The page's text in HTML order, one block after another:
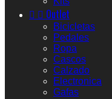
  Outlet
Bicicletas
Pedales
Ropa
Cascos
Calzado
Electronica
Gafas